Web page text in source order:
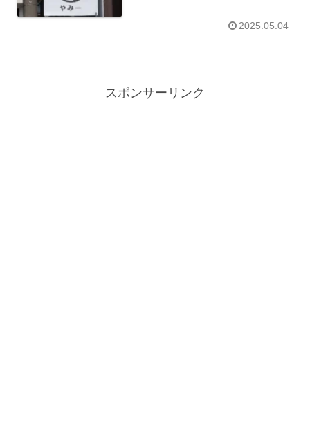
2025.05.04
スポンサーリンク